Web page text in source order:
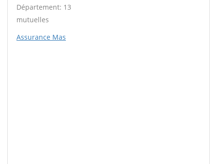
Département: 13
mutuelles
Assurance Mas